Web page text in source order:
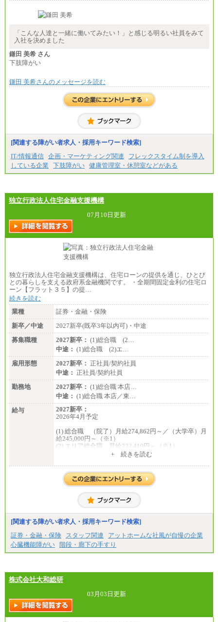
で、それらを入社後の実業務において発揮できると
することがあります
▼アソシエイト職
月給235,000円
中途：
※経験、能力を考慮の上、当社規定により優遇
※自己成長支援金(10,000円）を含む
※別途、Workstyle支援金(月額4,000円）
「こんな人達と一緒に働いてみたい！」と感じる明るい社員をみて
入社を決めました
鎌田 美希 さん
下肢障がい
鎌田 美希さんのメッセージを読む
[関連する障がい者求人・採用キーワード検索]
IT/情報通信 企画・マーケティング関連
フレックスタイム制を導入
している企業
下肢障がい 健康管理室・休憩室などがある
独立行政法人住宅金融支援機構
07月10日更新
独立行政法人住宅金融支援機構は、住宅ローンの提供を通じ、ひとび
との暮らしを支える政府系金融機関です。 ・全期間固定金利の住宅ロ
ーン【フラット３５】の提…
続きを読む
業種
証券・金融・保険
新卒／中途
2027新卒(既卒3年以内可)・中途
募集職種
2027新卒： (1)総合職 (2…
中途： (1)総合職 (2)エ…
雇用形態
2027新卒： 正社員/契約社員
中途： 正社員/契約社員
勤務地
2027新卒： (1)総合職 本店…
中途： (1)総合職 本店／東…
給与
2027新卒：
2026年4月予定
(1) 総合職 （院了）月給274,862円～／（大学卒）月
給245,000円～（※1）
(2) エリア総合職 月給233,410円～（※1）
(3) アシスタントスタッフ 日給9,800円～12,500円
※１ 試用期間６か月（試用期間中も給与に変更
はございません）
※２ 勤務地により異なります
（1) 総合職 （院了）月給274,862円～／（大学卒）
月給245,000円～（※1）
(2) エリア総合職 月給233,410円～（※1）
(3) アシスタントスタッフ 日給9,800円～12,500円
（※2）
※１ 試用期間６か月（試用期間中も給与に変更
なし）
※２ 勤務地により異なる
+ 続きを読む
[関連する障がい者求人・採用キーワード検索]
証券・金融・保険
スタッフ関連
アットホームな社風が自慢の企業
心臓機能障がい 階段・廊下の手すり
株式会社大和総研
03月03日更新